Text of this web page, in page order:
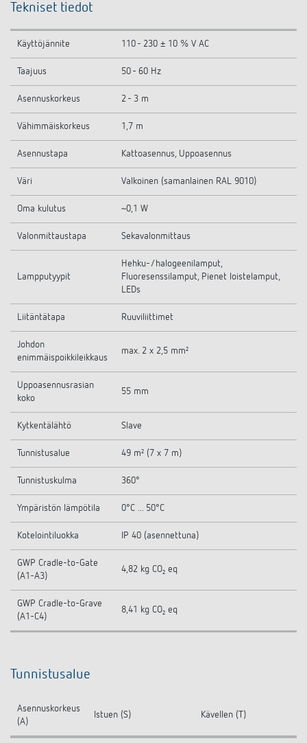
Tekniset tiedot
Käyttöjännite 110 - 230 ± 10 % V AC
Taajuus 50 - 60 Hz
Asennuskorkeus 2 - 3 m
Vähimmäiskorkeus 1,7 m
Asennustapa Kattoasennus, Uppoasennus
Väri Valkoinen (samanlainen RAL 9010)
Oma kulutus ~0,1 W
Valonmittaustapa Sekavalonmittaus
Lampputyypit
Hehku-/halogeenilamput,
Fluoresenssilamput, Pienet loistelamput,
LEDs
Liitäntätapa Ruuviliittimet
Johdon
enimmäispoikkileikkaus
max. 2 x 2,5 mm²
Uppoasennusrasian
koko
55 mm
Kytkentälähtö Slave
Tunnistusalue 49 m² (7 x 7 m)
Tunnistuskulma 360°
Ympäristön lämpötila 0°C ... 50°C
Kotelointiluokka IP 40 (asennettuna)
GWP Cradle-to-Gate
(A1-A3)
4,82 kg CO₂ eq
GWP Cradle-to-Grave
(A1-C4)
8,41 kg CO₂ eq
Tunnistusalue
Asennuskorkeus
(A)
Istuen (S) Kävellen (T)